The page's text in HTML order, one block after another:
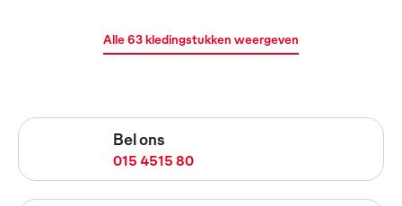
Alle 63 kledingstukken weergeven
Bel ons
015 4515 80